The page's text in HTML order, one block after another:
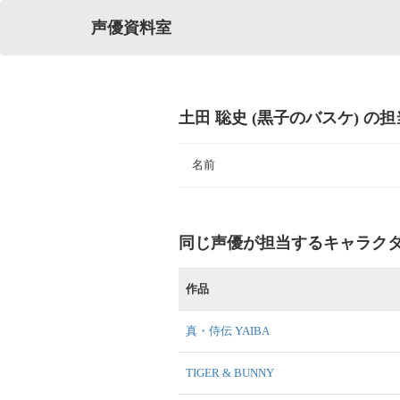
声優資料室
土田 聡史 (黒子のバスケ) の担
名前
同じ声優が担当するキャラク
作品
真・侍伝 YAIBA
TIGER & BUNNY